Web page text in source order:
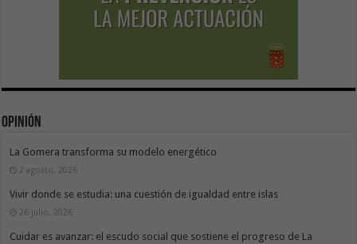
Opinión
La Gomera transforma su modelo energético
2 agosto, 2026
Vivir donde se estudia: una cuestión de igualdad entre islas
26 julio, 2026
Cuidar es avanzar: el escudo social que sostiene el progreso de La